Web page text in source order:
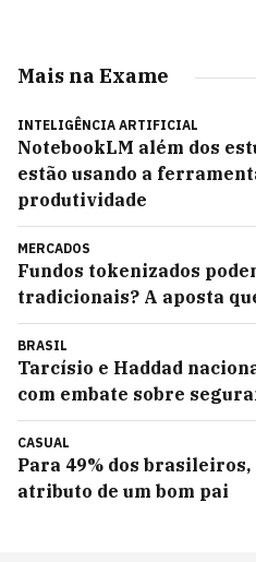
Mais na Exame
INTELIGÊNCIA ARTIFICIAL
NotebookLM além dos
estão usando a
produtividade
MERCADOS
Fundos tokenizados
tradicionais? A aposta
BRASIL
Tarcísio e Haddad
com embate sobre
CASUAL
Para 49% dos
atributo de um bom pai